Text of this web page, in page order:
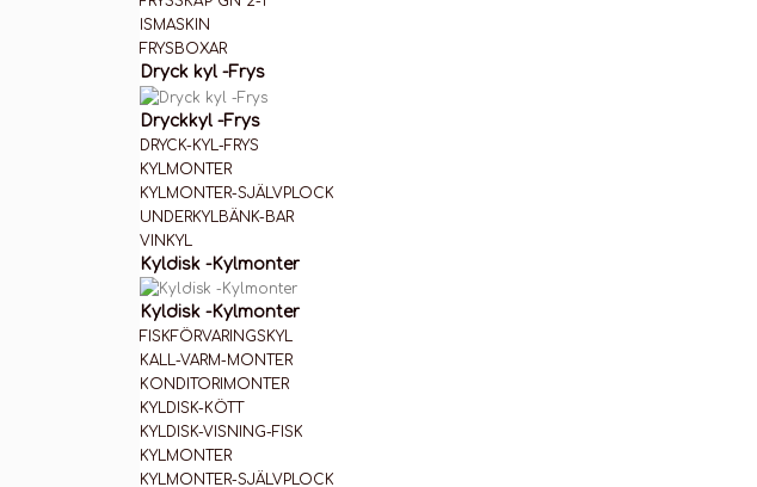
ISMASKIN
FRYSBOXAR
Dryck kyl -Frys
Dryckkyl -Frys
DRYCK-KYL-FRYS
KYLMONTER
KYLMONTER-SJÄLVPLOCK
UNDERKYLBÄNK-BAR
VINKYL
Kyldisk -Kylmonter
Kyldisk -Kylmonter
FISKFÖRVARINGSKYL
KALL-VARM-MONTER
KONDITORIMONTER
KYLDISK-KÖTT
KYLDISK-VISNING-FISK
KYLMONTER
KYLMONTER-SJÄLVPLOCK